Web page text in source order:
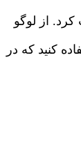
از لوگو
کنید که در